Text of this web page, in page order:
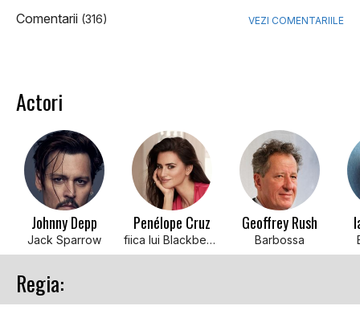
Comentarii (316) VEZI COMENTARIILE
Actori
Johnny Depp
Jack Sparrow
Penélope Cruz
fiica lui Blackbeard
Geoffrey Rush
Barbossa
Regia: